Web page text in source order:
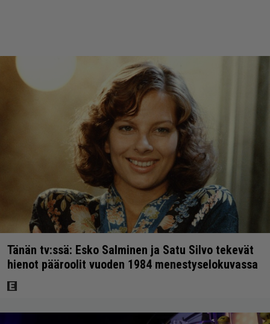
Tänän tv:ssä: Esko Salminen ja Satu Silvo tekevät
hienot pääroolit vuoden 1984 menestyselokuvassa